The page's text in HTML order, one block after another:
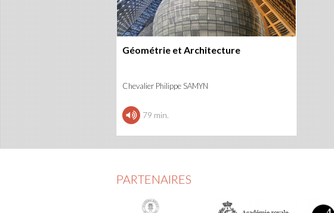
Géométrie et Architecture
Chevalier Philippe SAMYN
79 min.
PARTENAIRES